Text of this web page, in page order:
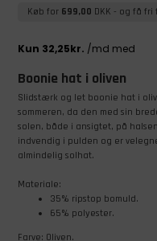
Køb for 699,00 DKK - og få fri
Boonie hat i oliven
Slidstærk og let boonie hat i
sommeren, da den med sin
solen, både i ansigtet, på
indvendig i pulden og er
almindelig solhat.
Materiale:
35% ripstop bomuld.
65% polyester.
Farve: Oliven.